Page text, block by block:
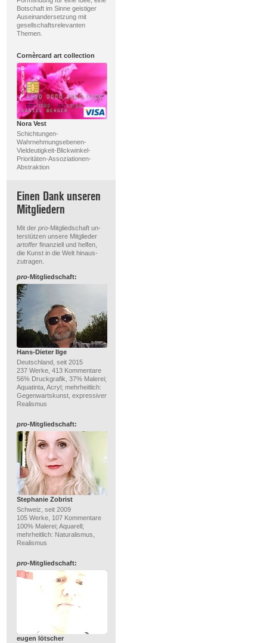
Botschaft im Sinne geistiger
Auseinandersetzung mit
gesellschaftsrelevanten
Themen.
Cornèrcard art collection
Nora Vest
Schichtungen-
Wahrnehmungsebenen-
Vieldeutigkeit-Blickwinkel-
Prioritäten-Assoziationen-
Abstraktion
Einen Dank unseren
Mitgliedern
Mit der pro-Mitgliedschaft un-
terstützen unsere Mitglieder
artofferfinanziell und helfen,
die Kunst in die Welt hinaus-
zutragen.
pro-Mitgliedschaft:
Hans-Dieter Ilge
Deutschland, seit 2015
237 Werke, 413 Kommentare
56% Druckgrafik, 37% Malerei;
Aquatinta, Acryl; mehrheitlich:
Gegenwartskunst, expressiver
Realismus
pro-Mitgliedschaft:
Stephanie Zobrist
Schweiz, seit 2009
105 Werke, 107 Kommentare
100% Malerei; Aquarell;
mehrheitlich: Naturalismus,
Realismus
pro-Mitgliedschaft:
eugen lötscher